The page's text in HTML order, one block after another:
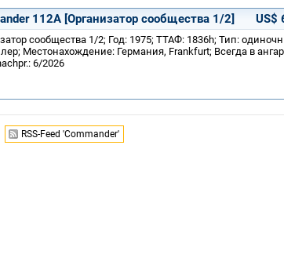
112A [Организатор сообщества 1/2] US$
сообщества 1/2; Год: 1975; ТТАФ: 1836h; Тип:
Местонахождение: Германия, Frankfurt; Всегда в
6/2026
RSS-Feed 'Commander'